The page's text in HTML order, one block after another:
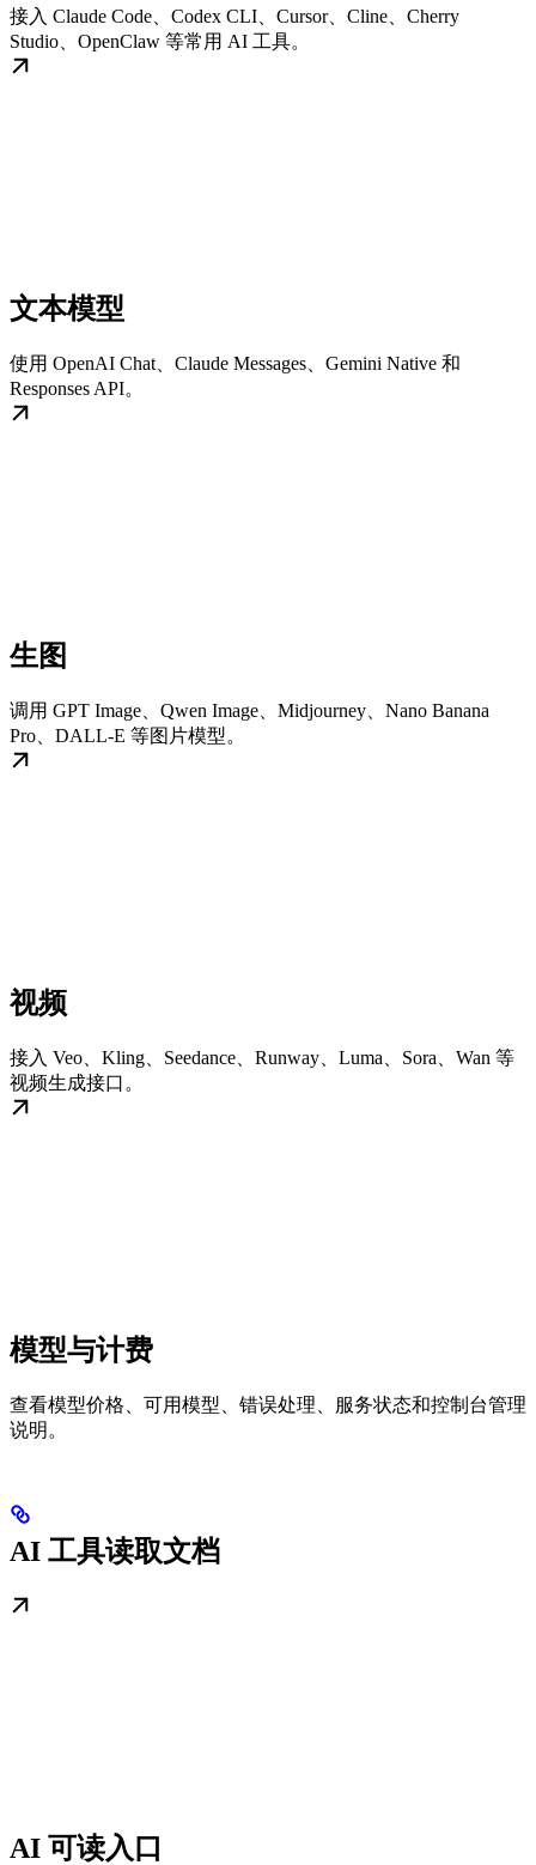
接入 Claude Code、Codex CLI、Cursor、Cline、Cherry
Studio、OpenClaw 等常用 AI 工具。
文本模型
使用 OpenAI Chat、Claude Messages、Gemini Native 和
Responses API。
生图
调用 GPT Image、Qwen Image、Midjourney、Nano Banana
Pro、DALL-E 等图片模型。
视频
接入 Veo、Kling、Seedance、Runway、Luma、Sora、Wan 等
视频生成接口。
模型与计费
查看模型价格、可用模型、错误处理、服务状态和控制台管理
说明。
AI 工具读取文档
AI 可读入口